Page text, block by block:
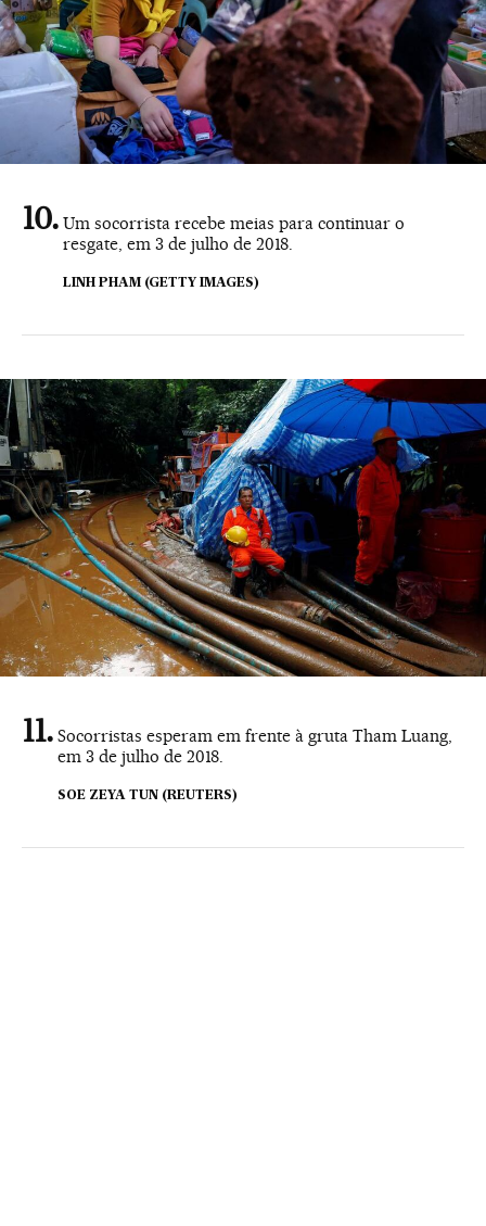
Um socorrista recebe meias para continuar o
resgate, em 3 de julho de 2018.
LINH PHAM (GETTY IMAGES)
Socorristas esperam em frente à gruta Tham Luang,
em 3 de julho de 2018.
SOE ZEYA TUN (REUTERS)